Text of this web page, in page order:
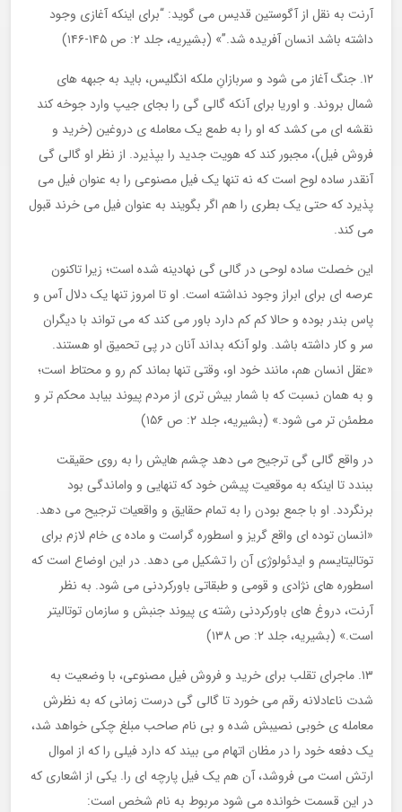
آرنت به نقل از آگوستین قدیس می گوید: “برای اینکه آغازی وجود
داشته باشد انسان آفریده شد.”» (بشیریه، جلد ۲: ص ۱۴۵-۱۴۶)
۱۲. جنگ آغاز می شود و سربازانِ ملکه انگلیس، باید به جبهه های
شمال بروند. و اوریا برای آنکه گالی گی را بجای جیپ وارد جوخه کند
نقشه ای می کشد که او را به طمع یک معامله ی دروغین (خرید و
فروش فیل)، مجبور کند که هویت جدید را بپذیرد. از نظر او گالی گی
آنقدر ساده لوح است که نه تنها یک فیل مصنوعی را به عنوان فیل می
پذیرد که حتی یک بطری را هم اگر بگویند به عنوان فیل می خرند قبول
می کند.
این خصلت ساده لوحی در گالی گی نهادینه شده است؛ زیرا تاکنون
عرصه ای برای ابراز وجود نداشته است. او تا امروز تنها یک دلال آس و
پاس بندر بوده و حالا کم کم دارد باور می کند که می تواند با دیگران
سر و کار داشته باشد. ولو آنکه بداند آنان در پی تحمیق او هستند.
«عقل انسان هم، مانند خود او، وقتی تنها بماند کم رو و محتاط است؛
و به همان نسبت که با شمار بیش تری از مردم پیوند بیابد محکم تر و
مطمئن تر می شود.» (بشیریه، جلد ۲: ص ۱۵۶)
در واقع گالی گی ترجیح می دهد چشم هایش را به روی حقیقت
ببندد تا اینکه به موقعیت پیشن خود که تنهایی و واماندگی بود
برنگردد. او با جمع بودن را به تمام حقایق و واقعیات ترجیح می دهد.
«انسان توده ای واقع گریز و اسطوره گراست و ماده ی خام لازم برای
توتالیتایسم و ایدئولوژی آن را تشکیل می دهد. در این اوضاع است که
اسطوره های نژادی و قومی و طبقاتی باورکردنی می شود. به نظر
آرنت، دروغ های باورکردنی رشته ی پیوند جنبش و سازمان توتالیتر
است.» (بشیریه، جلد ۲: ص ۱۳۸)
۱۳. ماجرای تقلب برای خرید و فروش فیل مصنوعی، با وضعیت به
شدت ناعادلانه رقم می خورد تا گالی گی درست زمانی که به نظرش
معامله ی خوبی نصیبش شده و بی نام صاحب مبلغ چکی خواهد شد،
یک دفعه خود را در مظان اتهام می بیند که دارد فیلی را که از اموال
ارتش است می فروشد، آن هم یک فیل پارچه ای را. یکی از اشعاری که
در این قسمت خوانده می شود مربوط به نام شخص است: